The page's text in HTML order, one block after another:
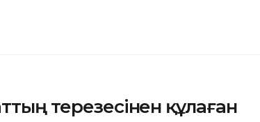
терезесінен құлаған